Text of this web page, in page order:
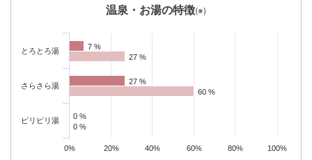
温泉・お湯の特徴(※)
7 %
7 %
27 %
27 %
0 %
0 %
27 %
27 %
60 %
60 %
0 %
0 %
0% 20% 40% 60% 80% 100%
とろとろ湯
さらさら湯
ピリピリ湯